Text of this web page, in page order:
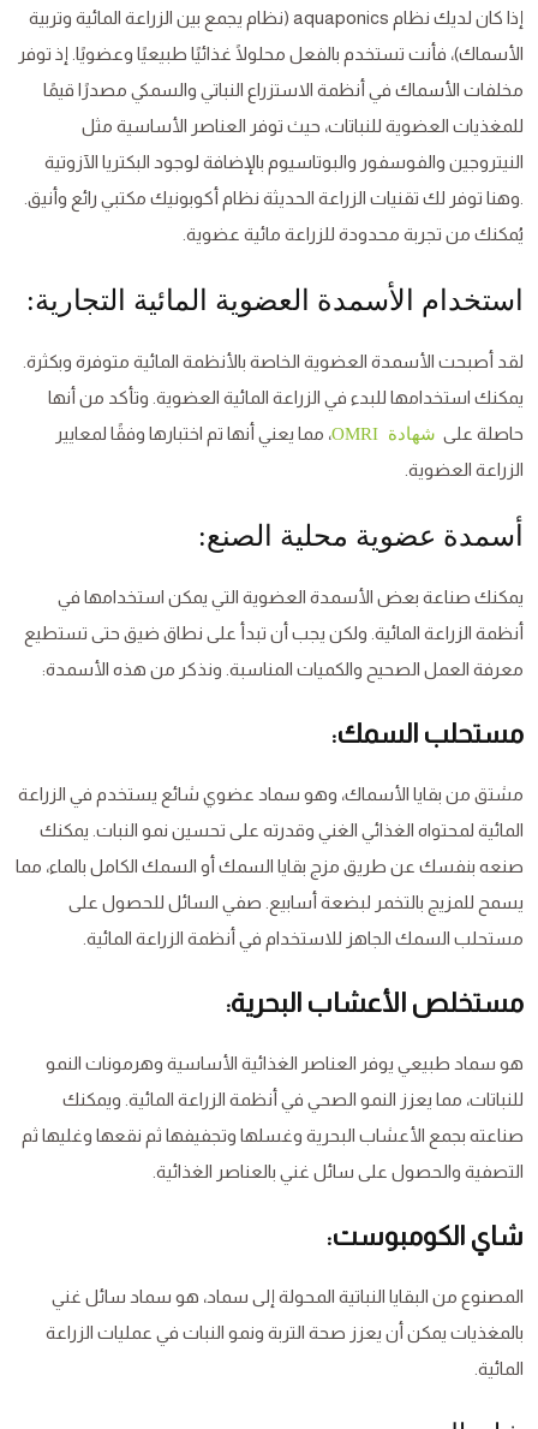
إذا كان لديك نظام aquaponics (نظام يجمع بين الزراعة المائية وتربية
الأسماك)، فأنت تستخدم بالفعل محلولًا غذائيًا طبيعيًا وعضويًا. إذ توفر
مخلفات الأسماك في أنظمة الاستزراع النباتي والسمكي مصدرًا قيمًا
للمغذيات العضوية للنباتات، حيث توفر العناصر الأساسية مثل
النيتروجين والفوسفور والبوتاسيوم بالإضافة لوجود البكتريا الآزوتية
.وهنا توفر لك تقنيات الزراعة الحديثة نظام أكوبونيك مكتبي رائع وأنيق.
يُمكنك من تجربة محدودة للزراعة مائية عضوية.
استخدام الأسمدة العضوية المائية التجارية:
لقد أصبحت الأسمدة العضوية الخاصة بالأنظمة المائية متوفرة وبكثرة.
يمكنك استخدامها للبدء في الزراعة المائية العضوية. وتأكد من أنها
حاصلة على شهادة OMRI
، مما يعني أنها تم اختبارها وفقًا لمعايير
الزراعة العضوية.
أسمدة عضوية محلية الصنع:
يمكنك صناعة بعض الأسمدة العضوية التي يمكن استخدامها في
أنظمة الزراعة المائية. ولكن يجب أن تبدأ على نطاق ضيق حتى تستطيع
معرفة العمل الصحيح والكميات المناسبة. ونذكر من هذه الأسمدة:
مستحلب السمك:
مشتق من بقايا الأسماك، وهو سماد عضوي شائع يستخدم في الزراعة
المائية لمحتواه الغذائي الغني وقدرته على تحسين نمو النبات. يمكنك
صنعه بنفسك عن طريق مزج بقايا السمك أو السمك الكامل بالماء، مما
يسمح للمزيج بالتخمر لبضعة أسابيع. صفي السائل للحصول على
مستحلب السمك الجاهز للاستخدام في أنظمة الزراعة المائية.
مستخلص الأعشاب البحرية:
هو سماد طبيعي يوفر العناصر الغذائية الأساسية وهرمونات النمو
للنباتات، مما يعزز النمو الصحي في أنظمة الزراعة المائية. ويمكنك
صناعته بجمع الأعشاب البحرية وغسلها وتجفيفها ثم نقعها وغليها ثم
التصفية والحصول على سائل غني بالعناصر الغذائية.
شاي الكومبوست:
المصنوع من البقايا النباتية المحولة إلى سماد، هو سماد سائل غني
بالمغذيات يمكن أن يعزز صحة التربة ونمو النبات في عمليات الزراعة
المائية.